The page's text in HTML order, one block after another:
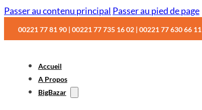
Passer au contenu principal Passer au pied de page
00221 77 81 90 | 00221 77 735 16 02 | 00221 77 630 66 11
Accueil
A Propos
BigBazar